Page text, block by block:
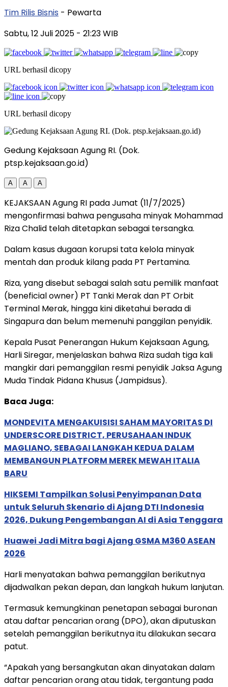
Tim Rilis Bisnis - Pewarta
Sabtu, 12 Juli 2025 - 21:23 WIB
URL berhasil dicopy
URL berhasil dicopy
Gedung Kejaksaan Agung RI. (Dok.
ptsp.kejaksaan.go.id)
A A A
KEJAKSAAN Agung RI pada Jumat (11/7/2025)
mengonfirmasi bahwa pengusaha minyak Mohammad
Riza Chalid telah ditetapkan sebagai tersangka.
Dalam kasus dugaan korupsi tata kelola minyak
mentah dan produk kilang pada PT Pertamina.
Riza, yang disebut sebagai salah satu pemilik manfaat
(beneficial owner) PT Tanki Merak dan PT Orbit
Terminal Merak, hingga kini diketahui berada di
Singapura dan belum memenuhi panggilan penyidik.
Kepala Pusat Penerangan Hukum Kejaksaan Agung,
Harli Siregar, menjelaskan bahwa Riza sudah tiga kali
mangkir dari pemanggilan resmi penyidik Jaksa Agung
Muda Tindak Pidana Khusus (Jampidsus).
Baca Juga:
MONDEVITA MENGAKUISISI SAHAM MAYORITAS DI
UNDERSCORE DISTRICT, PERUSAHAAN INDUK
MAGLIANO, SEBAGAI LANGKAH KEDUA DALAM
MEMBANGUN PLATFORM MEREK MEWAH ITALIA
BARU
HIKSEMI Tampilkan Solusi Penyimpanan Data
untuk Seluruh Skenario di Ajang DTI Indonesia
2026, Dukung Pengembangan AI di Asia Tenggara
Huawei Jadi Mitra bagi Ajang GSMA M360 ASEAN
2026
Harli menyatakan bahwa pemanggilan berikutnya
dijadwalkan pekan depan, dan langkah hukum lanjutan.
Termasuk kemungkinan penetapan sebagai buronan
atau daftar pencarian orang (DPO), akan diputuskan
setelah pemanggilan berikutnya itu dilakukan secara
patut.
“Apakah yang bersangkutan akan dinyatakan dalam
daftar pencarian orang atau tidak, tergantung pada